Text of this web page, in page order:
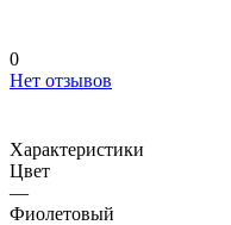
0
Нет отзывов
Характеристики
Цвет
—
Фиолетовый